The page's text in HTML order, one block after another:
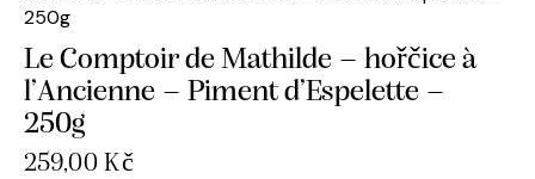
250g
Le Comptoir de Mathilde – hořčice à
l’Ancienne – Piment d’Espelette –
250g
259,00 Kč